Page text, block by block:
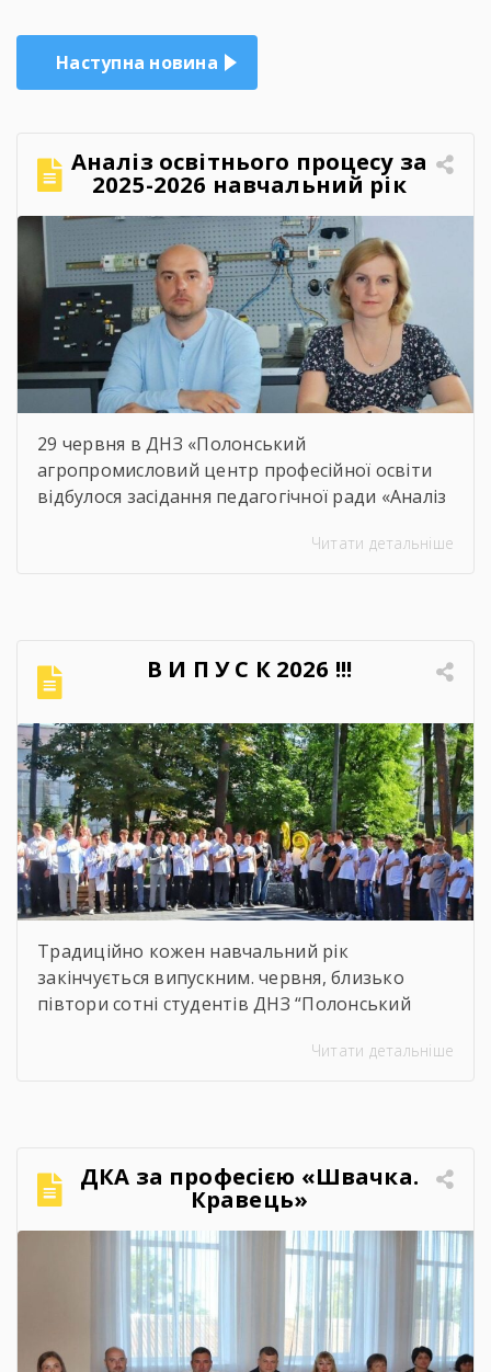
Наступна новина
Аналіз освітнього процесу за
2025-2026 навчальний рік
29 червня в ДНЗ «Полонський
агропромисловий центр професійної освіти
відбулося засідання педагогічної ради «Аналіз
рік». Метою проведення засідання було
навчальних досягнень студентів,
ефективність роботи педагогічного
колективу, стан виховної та методичної
роботи. Дякуємо всім […]
Читати детальніше
В И П У С К 2026 !!!
Традиційно кожен навчальний рік
закінчується випускним. червня, близько
півтори сотні студентів ДНЗ “Полонський
одержали дипломи кваліфікованих
привітання та міцні обійми найрідніших. Для
вас, дорогі випускники, закінчився черговий
етап. А далі […]
Читати детальніше
ДКА за професією «Швачка.
Кравець»